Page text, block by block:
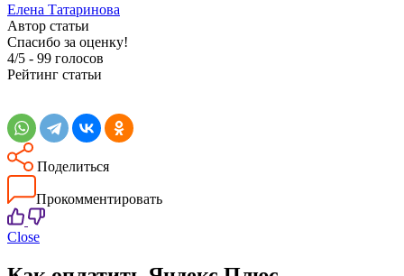
Елена Татаринова
Автор статьи
Спасибо за оценку!
4/5 - 99 голосов
Рейтинг статьи
Поделиться
Прокомментировать
Close